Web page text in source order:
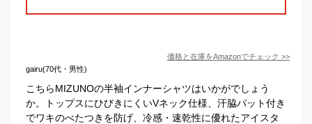
価格と在庫をAmazonでチェック >>
gairu(70代・男性)
こちらMIZUNOの半袖インナーシャツはいかがでしょう
か。トップスにひびきにくいVネック仕様、汗脇パット付き
でワキのべたつきを防げ、冷感・速乾性に優れたアイスタ